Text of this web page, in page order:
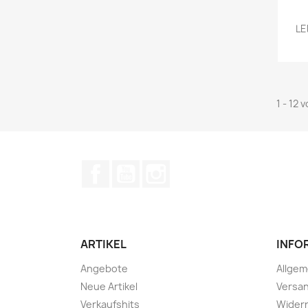
1 - 12
ARTIKEL
Angebote
Neue Artikel
Verkaufshits